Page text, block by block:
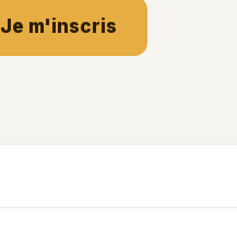
Je m'inscris